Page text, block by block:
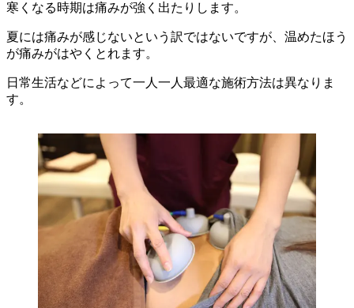
寒くなる時期は痛みが強く出たりします。
夏には痛みが感じないという訳ではないですが、温めたほう
が痛みがはやくとれます。
日常生活などによって一人一人最適な施術方法は異なりま
す。